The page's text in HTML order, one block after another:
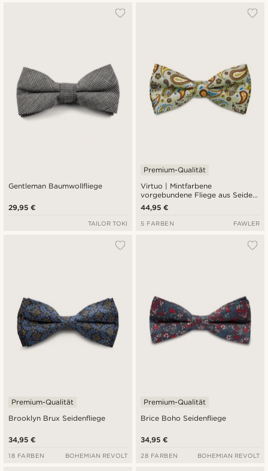
Gentleman Baumwollfliege
29,95 €
TAILOR TOKI
Virtuo | Mintfarbene
vorgebundene Fliege aus Seide
mit Paisleymuster
Premium-Qualität
44,95 €
5 FARBEN FAWLER
Brooklyn Brux Seidenfliege
Premium-Qualität
34,95 €
18 FARBEN BOHEMIAN REVOLT
Brice Boho Seidenfliege
Premium-Qualität
34,95 €
28 FARBEN BOHEMIAN REVOLT